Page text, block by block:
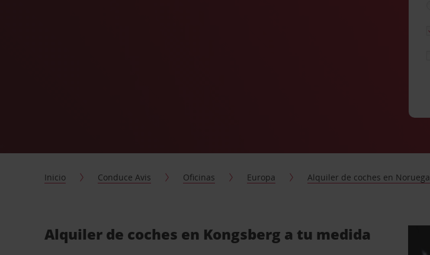
Inicio Conduce Avis Oficinas Europa Alquiler de coches en Noruega
Alquiler de coches en Kongsberg a tu medida